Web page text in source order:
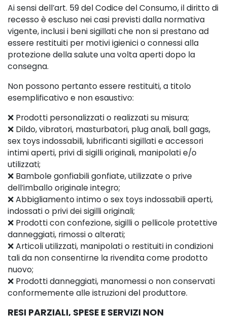
Ai sensi dell’art. 59 del Codice del Consumo, il diritto di
recesso è escluso nei casi previsti dalla normativa
vigente, inclusi i beni sigillati che non si prestano ad
essere restituiti per motivi igienici o connessi alla
protezione della salute una volta aperti dopo la
consegna.
Non possono pertanto essere restituiti, a titolo
esemplificativo e non esaustivo:
❌ Prodotti personalizzati o realizzati su misura;
❌ Dildo, vibratori, masturbatori, plug anali, ball gags,
sex toys indossabili, lubrificanti sigillati e accessori
intimi aperti, privi di sigilli originali, manipolati e/o
utilizzati;
❌ Bambole gonfiabili gonfiate, utilizzate o prive
dell’imballo originale integro;
❌ Abbigliamento intimo o sex toys indossabili aperti,
indossati o privi dei sigilli originali;
❌ Prodotti con confezione, sigilli o pellicole protettive
danneggiati, rimossi o alterati;
❌ Articoli utilizzati, manipolati o restituiti in condizioni
tali da non consentirne la rivendita come prodotto
nuovo;
❌ Prodotti danneggiati, manomessi o non conservati
conformemente alle istruzioni del produttore.
RESI PARZIALI, SPESE E SERVIZI NON